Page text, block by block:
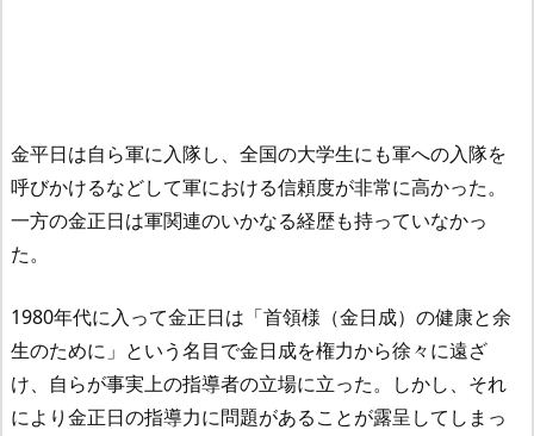
金平日は自ら軍に入隊し、全国の大学生にも軍への入隊を
呼びかけるなどして軍における信頼度が非常に高かった。
一方の金正日は軍関連のいかなる経歴も持っていなかっ
た。
1980年代に入って金正日は「首領様（金日成）の健康と余
生のために」という名目で金日成を権力から徐々に遠ざ
け、自らが事実上の指導者の立場に立った。しかし、それ
により金正日の指導力に問題があることが露呈してしまっ